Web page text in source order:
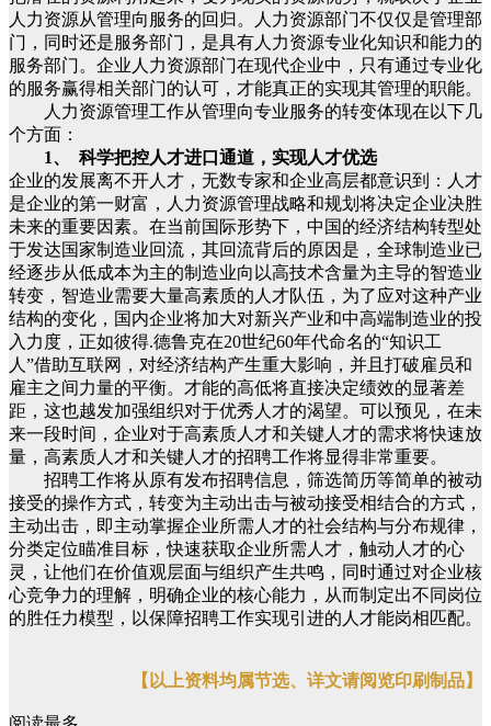
人力资源从管理向服务的回归。人力资源部门不仅仅是管理部
门，同时还是服务部门，是具有人力资源专业化知识和能力的
服务部门。企业人力资源部门在现代企业中，只有通过专业化
的服务赢得相关部门的认可，才能真正的实现其管理的职能。
人力资源管理工作从管理向专业服务的转变体现在以下几
个方面：
1、
科学把控人才进口通道，实现人才优选
企业的发展离不开人才，无数专家和企业高层都意识到：人才
是企业的第一财富，人力资源管理战略和规划将决定企业决胜
未来的重要因素。在当前国际形势下，中国的经济结构转型处
于发达国家制造业回流，其回流背后的原因是，全球制造业已
经逐步从低成本为主的制造业向以高技术含量为主导的智造业
转变，智造业需要大量高素质的人才队伍，为了应对这种产业
结构的变化，国内企业将加大对新兴产业和中高端制造业的投
入力度，正如彼得.德鲁克在20世纪60年代命名的“知识工
人”借助互联网，对经济结构产生重大影响，并且打破雇员和
雇主之间力量的平衡。才能的高低将直接决定绩效的显著差
距，这也越发加强组织对于优秀人才的渴望。可以预见，在未
来一段时间，企业对于高素质人才和关键人才的需求将快速放
量，高素质人才和关键人才的招聘工作将显得非常重要。
招聘工作将从原有发布招聘信息，筛选简历等简单的被动
接受的操作方式，转变为主动出击与被动接受相结合的方式，
主动出击，即主动掌握企业所需人才的社会结构与分布规律，
分类定位瞄准目标，快速获取企业所需人才，触动人才的心
灵，让他们在价值观层面与组织产生共鸣，同时通过对企业核
心竞争力的理解，明确企业的核心能力，从而制定出不同岗位
的胜任力模型，以保障招聘工作实现引进的人才能岗相匹配。
【以上资料均属节选、详文请阅览印刷制品】